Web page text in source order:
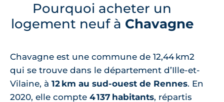
Pourquoi acheter un
logement neuf à Chavagne
Chavagne est une commune de 12,44 km2
qui se trouve dans le département d’Ille-et-
Vilaine, à 12 km au sud-ouest de Rennes. En
2020, elle compte 4 137 habitants, répartis